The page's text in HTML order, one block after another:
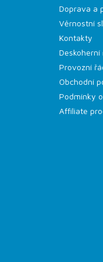
Doprava a
Věrnostní
Kontakty
Provozní
Obchodní
Podmínky
Affiliate